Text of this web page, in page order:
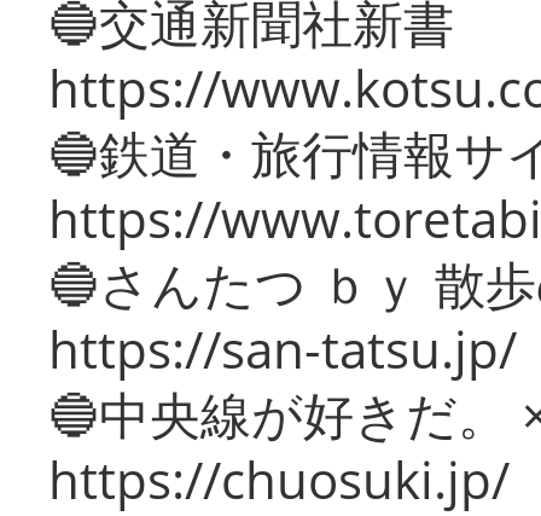
🔵交通新聞社新書
https://
🔵鉄道・旅行情報サ
https://
🔵さんたつ ｂｙ 散
https://san-tatsu.jp/
🔵中央線が好きだ。
https://chuosuki.jp/